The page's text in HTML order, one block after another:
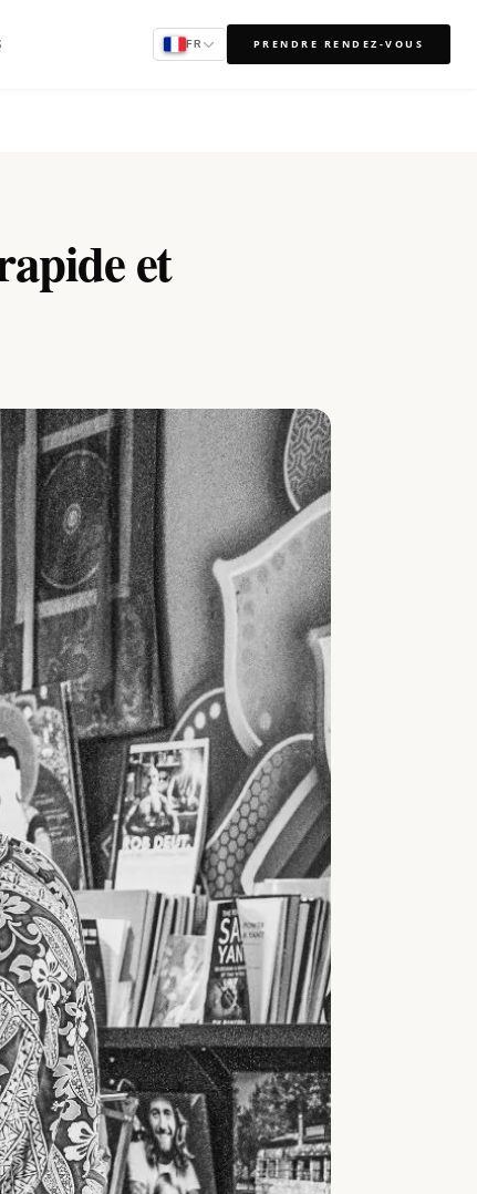
FR PRENDRE RENDEZ-VOUS
et